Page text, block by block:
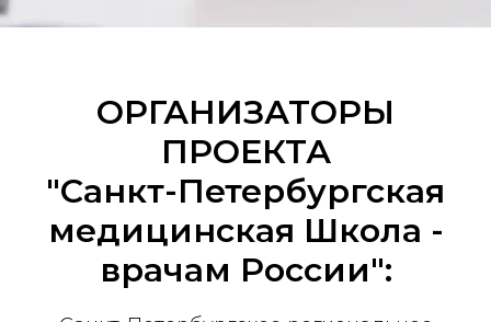
ОРГАНИЗАТОРЫ
ПРОЕКТА
"Санкт-Петербургская
медицинская Школа -
врачам России":